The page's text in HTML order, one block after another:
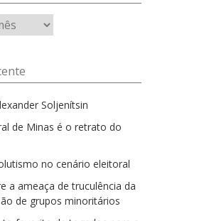
Soljenítsin
de Minas é o retrato do
no cenário eleitoral
a ameaça de truculência da
de grupos minoritários